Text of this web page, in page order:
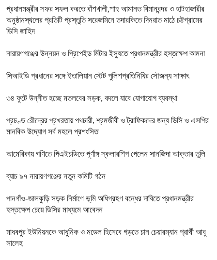
প্রধানমন্ত্রীর সফর সফল করতে বাঁশখালী,শাহ আমানত বিমানবন্দর ও হাটহাজারীর
অনুষ্ঠানস্থলের প্রতিটি প্রস্তুতি সরেজমিনে তদারকিতে দিনরাত মাঠে চট্টগ্রামের
ডিসি জাহিদ
নারায়ণগঞ্জের উন্নয়ন ও প্রিপেইড মিটার ইস্যুতে প্রধানমন্ত্রীর হস্তক্ষেপ কামনা
সিআইডি প্রধানের সঙ্গে ইতালিয়ান স্টেট পুলিশপ্রতিনিধির সৌজন্য সাক্ষাৎ
৩৪ ফুটে উন্নীত হচ্ছে মতলবের সড়ক, বদলে যাবে যোগাযোগ ব্যবস্থা
প্রচণ্ড রৌদ্রের প্রখরতায় পথচারী, শ্রমজীবী ও ট্রাফিকদের জন্য ডিসি ও এসপির
মানবিক উদ্যোগ সর্ব মহলে প্রশংসিত
আমেরিকায় গণিতে পিএইচডিতে পূর্ণাঙ্গ স্কলারশিপ পেলেন সানজিদা আক্তার তুলি
ব্যাচ ৯৭ নারায়ণগঞ্জের নতুন কমিটি গঠন
পানগাঁও-জালকুড়ি সড়ক নির্মাণে ভূমি অধিগ্রহণ বন্ধের দাবিতে প্রধানমন্ত্রীর
হস্তক্ষেপ চেয়ে ডিসির মাধ্যমে আবেদন
মাধবপুর ইউনিয়নকে আধুনিক ও মডেল হিসেবে গড়তে চান চেয়ারম্যান প্রার্থী আবু
সালেহ